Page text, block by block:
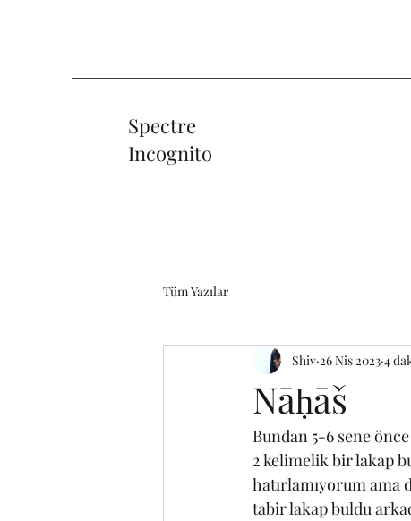
Spectre
Incognito
Tüm Yazılar
Nāḥāš
Shiv 26 Nis 2023 4
Bundan 5-6 sene
2 kelimelik bir lakap
hatırlamıyorum ama
tabir lakap buldu